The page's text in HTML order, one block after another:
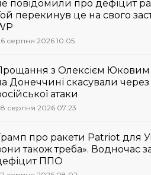
повідомили про дефіцит
перекинув це на свого
серпня 2026 10:05
з Олексієм Юковим
Донеччині скасували через
атаки
серпня 2026 07:23
про ракети Patriot для
також треба». Водночас
ППО